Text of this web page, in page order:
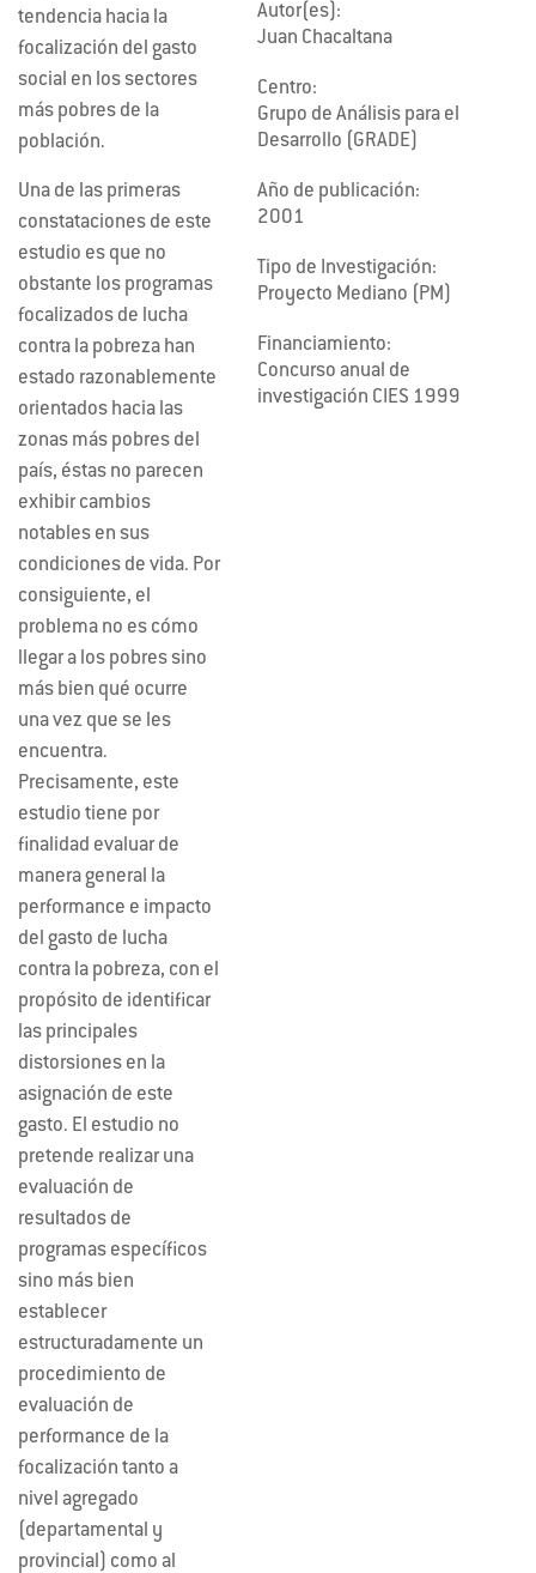
tendencia hacia la
focalización del gasto
social en los sectores
más pobres de la
población.
Una de las primeras
constataciones de este
estudio es que no
obstante los programas
focalizados de lucha
contra la pobreza han
estado razonablemente
orientados hacia las
zonas más pobres del
país, éstas no parecen
exhibir cambios
notables en sus
condiciones de vida. Por
consiguiente, el
problema no es cómo
llegar a los pobres sino
más bien qué ocurre
una vez que se les
encuentra.
Precisamente, este
estudio tiene por
finalidad evaluar de
manera general la
performance e impacto
del gasto de lucha
contra la pobreza, con el
propósito de identificar
las principales
distorsiones en la
asignación de este
gasto. El estudio no
pretende realizar una
evaluación de
resultados de
programas específicos
sino más bien
establecer
estructuradamente un
procedimiento de
evaluación de
performance de la
focalización tanto a
nivel agregado
(departamental y
provincial) como al
Autor(es):
Juan Chacaltana
Centro:
Grupo de Análisis para el
Desarrollo (GRADE)
Año de publicación:
2001
Tipo de Investigación:
Proyecto Mediano (PM)
Financiamiento:
Concurso anual de
investigación CIES 1999